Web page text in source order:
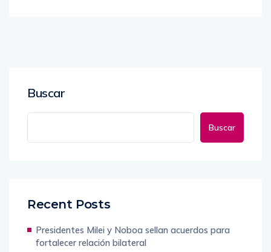
Buscar
Buscar
Recent Posts
Presidentes Milei y Noboa sellan acuerdos para
fortalecer relación bilateral